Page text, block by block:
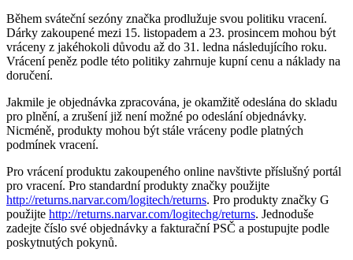
Během sváteční sezóny značka prodlužuje svou politiku vracení.
Dárky zakoupené mezi 15. listopadem a 23. prosincem mohou být
vráceny z jakéhokoli důvodu až do 31. ledna následujícího roku.
Vrácení peněz podle této politiky zahrnuje kupní cenu a náklady na
doručení.
Jakmile je objednávka zpracována, je okamžitě odeslána do skladu
pro plnění, a zrušení již není možné po odeslání objednávky.
Nicméně, produkty mohou být stále vráceny podle platných
podmínek vracení.
Pro vrácení produktu zakoupeného online navštivte příslušný portál
pro vracení. Pro standardní produkty značky použijte
http://returns.narvar.com/logitech/returns. Pro produkty značky G
použijte http://returns.narvar.com/logitechg/returns. Jednoduše
zadejte číslo své objednávky a fakturační PSČ a postupujte podle
poskytnutých pokynů.